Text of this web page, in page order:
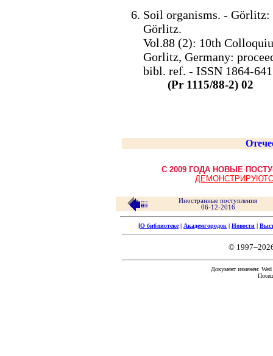
Soil organisms. - Görlitz:
Görlitz.
Vol.88 (2): 10th
Gorlitz, Germany:
bibl. ref. - ISSN 1864-
(Pr 1115/88-2) 02
С 2009 ГОДА НОВЫЕ
Иностранные поступления
06-12-2016
[О библиотеке| Академгородок | Новости |
©
Документ изменен: